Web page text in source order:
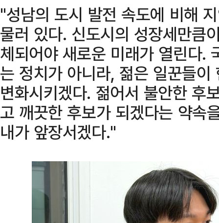
"성남의 도시 발전 속도에 비해
물러 있다. 신도시의 성장세만큼
체되어야 새로운 미래가 열린다.
는 정치가 아니라, 젊은 일꾼들
변화시키겠다. 젊어서 불안한 후
고 깨끗한 후보가 되겠다는 약속
내가 앞장서겠다."